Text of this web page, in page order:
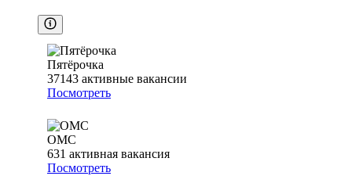
Пятёрочка
37143 активные вакансии
Посмотреть
ОМС
631 активная вакансия
Посмотреть